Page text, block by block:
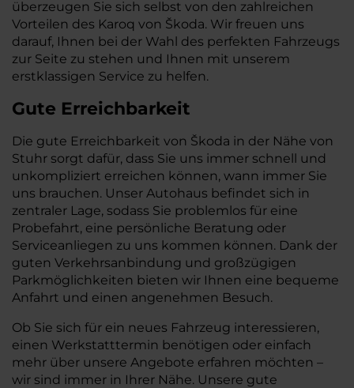
überzeugen Sie sich selbst von den zahlreichen
Vorteilen des Karoq von Škoda. Wir freuen uns
darauf, Ihnen bei der Wahl des perfekten Fahrzeugs
zur Seite zu stehen und Ihnen mit unserem
erstklassigen Service zu helfen.
Gute Erreichbarkeit
Die gute Erreichbarkeit von Škoda in der Nähe von
Stuhr sorgt dafür, dass Sie uns immer schnell und
unkompliziert erreichen können, wann immer Sie
uns brauchen. Unser Autohaus befindet sich in
zentraler Lage, sodass Sie problemlos für eine
Probefahrt, eine persönliche Beratung oder
Serviceanliegen zu uns kommen können. Dank der
guten Verkehrsanbindung und großzügigen
Parkmöglichkeiten bieten wir Ihnen eine bequeme
Anfahrt und einen angenehmen Besuch.
Ob Sie sich für ein neues Fahrzeug interessieren,
einen Werkstatttermin benötigen oder einfach
mehr über unsere Angebote erfahren möchten –
wir sind immer in Ihrer Nähe. Unsere gute